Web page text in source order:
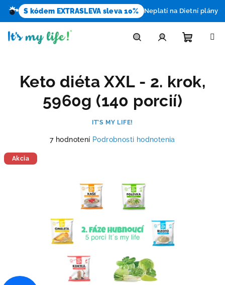
S kódem EXTRASLEVA sleva 10% Neplatí na Dietní plány
košík
Keto diéta XXL - 2. krok,
5960g (140 porcií)
IT’S MY LIFE!
produktu
7 hodnotení Podrobnosti hodnotenia
Akcia